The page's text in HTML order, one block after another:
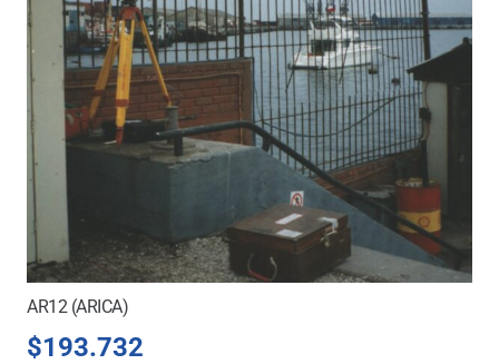
AR12 (ARICA)
$193.732